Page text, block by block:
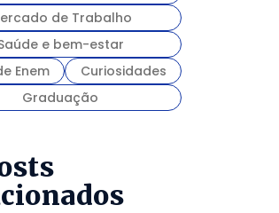
de Trabalho
e bem-estar
Enem
Curiosidades
Graduação